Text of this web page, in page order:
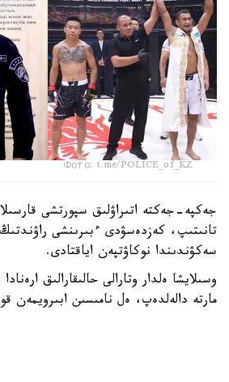
Фото: t.me/POLICE_of_KZ
جەكپە-جەكتە اتىراۋلىق سپورتشى
سەكۋندىندا نوكاۋتپەن اياقتادى.
وسىلايشا ەلدار وتارالى حالىقارالىق
مارتە دالەلدەپ، ەل نامىسىن ابىرويمەن